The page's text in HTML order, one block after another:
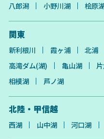
八郎潟 小野川湖 桧原
関東
新利根川 霞ヶ浦 北浦
高滝ダム(湖)
亀山湖
相模湖
芦ノ湖
北陸・甲信越
西湖 山中湖 河口湖